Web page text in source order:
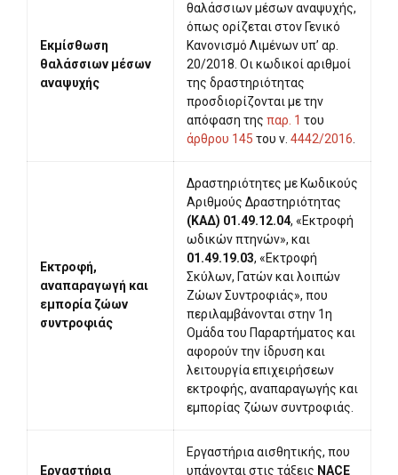
Εκμίσθωση
θαλάσσιων μέσων
αναψυχής
θαλάσσιων μέσων αναψυχής,
όπως ορίζεται στον Γενικό
Κανονισμό Λιμένων υπ’ αρ.
20/2018. Οι κωδικοί αριθμοί
της δραστηριότητας
προσδιορίζονται με την
απόφαση της παρ. 1 του
άρθρου 145 του ν. 4442/2016
Εκτροφή,
αναπαραγωγή και
εμπορία ζώων
συντροφιάς
Δραστηριότητες με Κωδικούς
Αριθμούς Δραστηριότητας
(ΚΑΔ) 01.49.12.04, «Εκτροφή
ωδικών πτηνών», και
01.49.19.03, «Εκτροφή
Σκύλων, Γατών και λοιπών
Ζώων Συντροφιάς», που
περιλαμβάνονται στην 1η
Ομάδα του Παραρτήματος και
αφορούν την ίδρυση και
λειτουργία επιχειρήσεων
εκτροφής, αναπαραγωγής και
εμπορίας ζώων συντροφιάς.
Εργαστήρια
Εργαστήρια αισθητικής, που
υπάγονται στις τάξεις NACE